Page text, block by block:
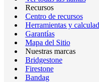
Recursos
Centro de recursos
Herramientas y
Garantías
Mapa del Sitio
Nuestras marcas
Bridgestone
Firestone
Bandag